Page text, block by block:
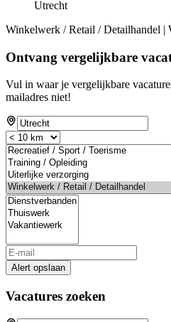
Utrecht
Winkelwerk / Retail / Detailhandel |
Ontvang vergelijkbare
Vul in waar je vergelijkbare
mailadres niet!
Alert opslaan
Vacatures zoeken